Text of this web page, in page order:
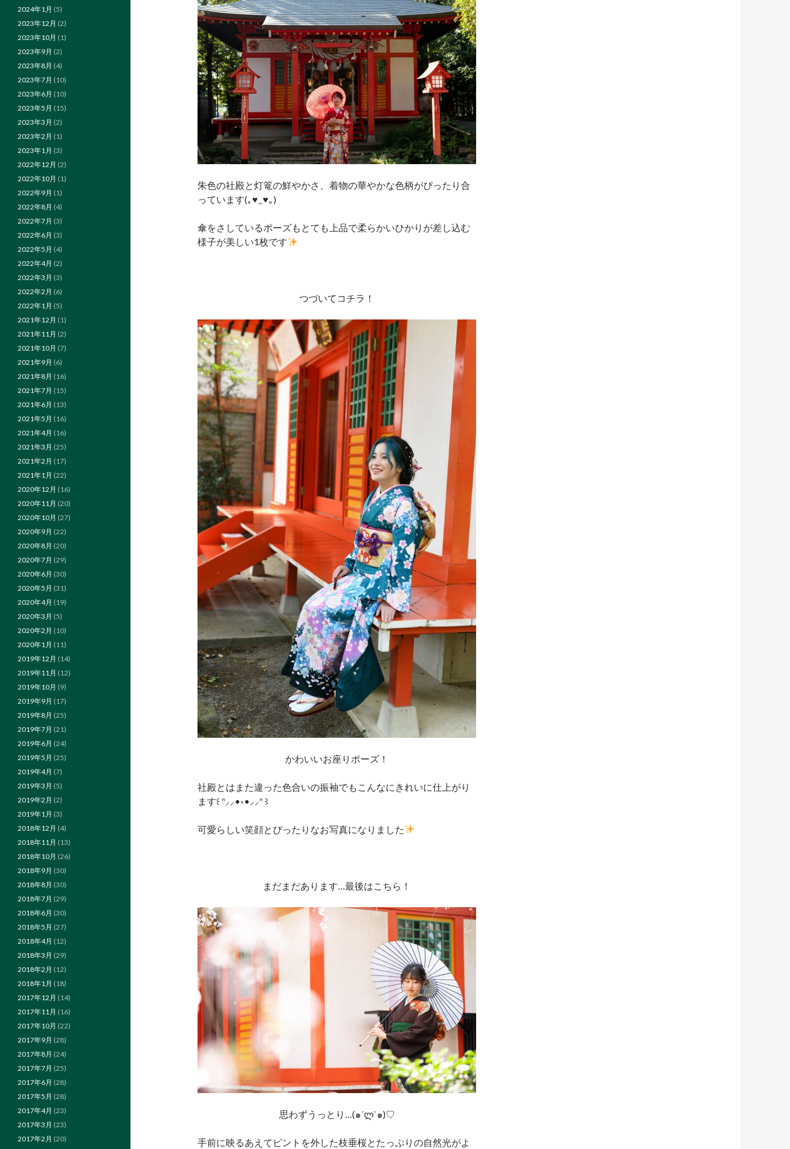
朱色の社殿と灯篭の鮮やかさ、着物の華やかな色柄がぴったり合
っています(｡♥‿♥｡)
傘をさしているポーズもとても上品で柔らかいひかりが差し込む
様子が美しい1枚です
つづいてコチラ！
かわいいお座りポーズ！
社殿とはまた違った色合いの振袖でもこんなにきれいに仕上がり
ます꒰ ᐢ⸝⸝•༝•⸝⸝ᐢ ꒱
可愛らしい笑顔とぴったりなお写真になりました
まだまだあります…最後はこちら！
思わずうっとり…(๑´ლ`๑)♡
手前に映るあえてピントを外した枝垂桜とたっぷりの自然光がよ
2024年1月 (5)
2023年12月 (2)
2023年10月 (1)
2023年9月 (2)
2023年8月 (4)
2023年7月 (10)
2023年6月 (10)
2023年5月 (15)
2023年3月 (2)
2023年2月 (1)
2023年1月 (3)
2022年12月 (2)
2022年10月 (1)
2022年9月 (1)
2022年8月 (4)
2022年7月 (3)
2022年6月 (3)
2022年5月 (4)
2022年4月 (2)
2022年3月 (3)
2022年2月 (6)
2022年1月 (5)
2021年12月 (1)
2021年11月 (2)
2021年10月 (7)
2021年9月 (6)
2021年8月 (16)
2021年7月 (15)
2021年6月 (13)
2021年5月 (16)
2021年4月 (16)
2021年3月 (25)
2021年2月 (17)
2021年1月 (22)
2020年12月 (16)
2020年11月 (20)
2020年10月 (27)
2020年9月 (22)
2020年8月 (20)
2020年7月 (29)
2020年6月 (30)
2020年5月 (31)
2020年4月 (19)
2020年3月 (5)
2020年2月 (10)
2020年1月 (11)
2019年12月 (14)
2019年11月 (12)
2019年10月 (9)
2019年9月 (17)
2019年8月 (25)
2019年7月 (21)
2019年6月 (24)
2019年5月 (25)
2019年4月 (7)
2019年3月 (5)
2019年2月 (2)
2019年1月 (3)
2018年12月 (4)
2018年11月 (13)
2018年10月 (26)
2018年9月 (30)
2018年8月 (30)
2018年7月 (29)
2018年6月 (30)
2018年5月 (27)
2018年4月 (12)
2018年3月 (29)
2018年2月 (12)
2018年1月 (18)
2017年12月 (14)
2017年11月 (16)
2017年10月 (22)
2017年9月 (28)
2017年8月 (24)
2017年7月 (25)
2017年6月 (28)
2017年5月 (28)
2017年4月 (23)
2017年3月 (23)
2017年2月 (20)